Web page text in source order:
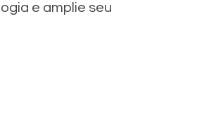
e amplie seu